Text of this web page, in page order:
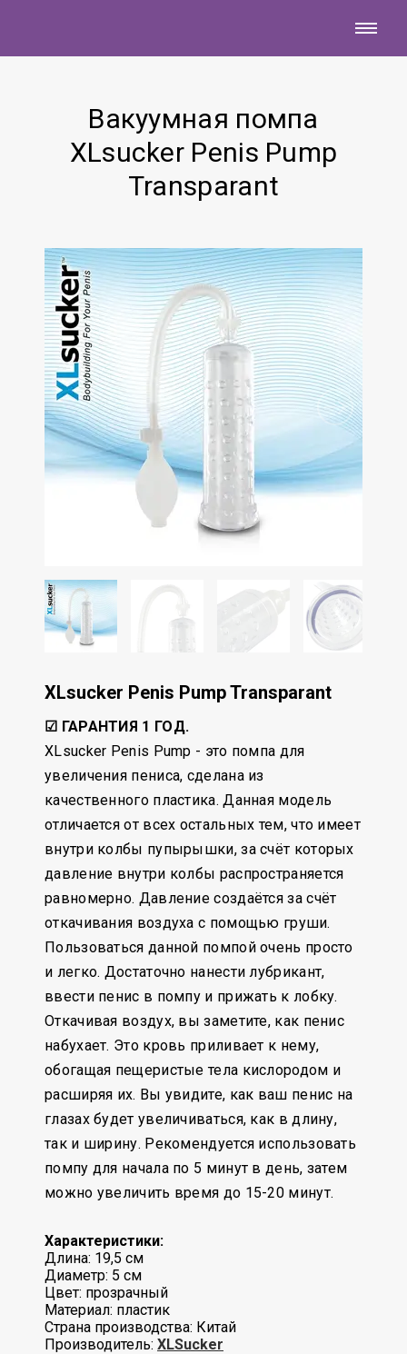
Вакуумная помпа
XLsucker Penis Pump
Transparant
XLsucker Penis Pump Transparant
☑ ГАРАНТИЯ 1 ГОД.
XLsucker Penis Pump - это помпа для
увеличения пениса, сделана из
качественного пластика. Данная модель
отличается от всех остальных тем, что имеет
внутри колбы пупырышки, за счёт которых
давление внутри колбы распространяется
равномерно. Давление создаётся за счёт
откачивания воздуха с помощью груши.
Пользоваться данной помпой очень просто
и легко. Достаточно нанести лубрикант,
ввести пенис в помпу и прижать к лобку.
Откачивая воздух, вы заметите, как пенис
набухает. Это кровь приливает к нему,
обогащая пещеристые тела кислородом и
расширяя их. Вы увидите, как ваш пенис на
глазах будет увеличиваться, как в длину,
так и ширину. Рекомендуется использовать
помпу для начала по 5 минут в день, затем
можно увеличить время до 15-20 минут.
Характеристики:
Длина: 19,5 см
Диаметр: 5 см
Цвет: прозрачный
Материал: пластик
Страна производства: Китай
Производитель: XLSucker